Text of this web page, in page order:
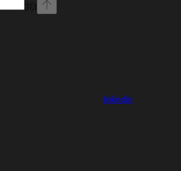
I
linkedin